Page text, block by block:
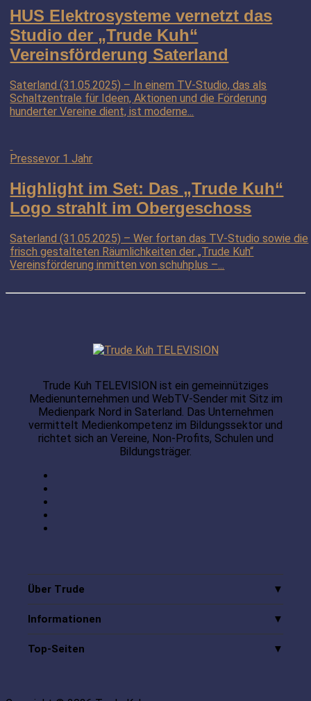
HUS Elektrosysteme vernetzt das
Studio der „Trude Kuh“
Vereinsförderung Saterland
Saterland (31.05.2025) – In einem TV-Studio, das als
Schaltzentrale für Ideen, Aktionen und die Förderung
hunderter Vereine dient, ist moderne...
Pressevor 1 Jahr
Highlight im Set: Das „Trude Kuh“
Logo strahlt im Obergeschoss
Saterland (31.05.2025) – Wer fortan das TV-Studio sowie die
frisch gestalteten Räumlichkeiten der „Trude Kuh“
Vereinsförderung inmitten von schuhplus –...
Trude Kuh TELEVISION ist ein gemeinnütziges
Medienunternehmen und WebTV-Sender mit Sitz im
Medienpark Nord in Saterland. Das Unternehmen
vermittelt Medienkompetenz im Bildungssektor und
richtet sich an Vereine, Non-Profits, Schulen und
Bildungsträger.
Über Trude
Informationen
Top-Seiten